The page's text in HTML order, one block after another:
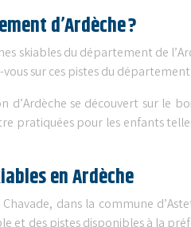
d’Ardèche ?
skiables du département de
sur ces pistes du département
d’Ardèche se découvert sur le
pratiquées pour les enfants
en Ardèche
dans la commune